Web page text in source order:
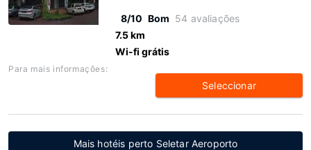
8/10 Bom 54 avaliações
7.5 km
Wi-fi grátis
Para mais informações:
Seleccionar
Mais hotéis perto Seletar Aeroporto